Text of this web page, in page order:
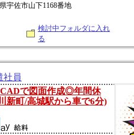
宇佐市山下1168番地
検討中フォルダに入れ
る
社員
で図面作成◎年間休
新町/高城駅から車で6分)